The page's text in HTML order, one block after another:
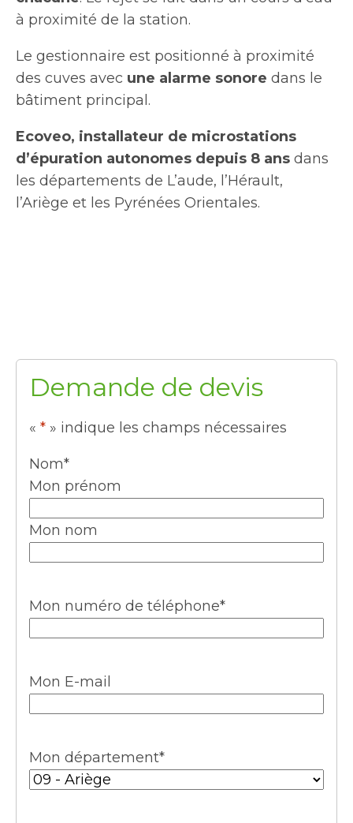
à proximité de la station.
Le gestionnaire est positionné à proximité
des cuves avec une alarme sonore dans le
bâtiment principal.
Ecoveo, installateur de microstations
d’épuration autonomes depuis 8 ans dans
les départements de L’aude, l’Hérault,
l’Ariège et les Pyrénées Orientales.
Demande de devis
« * » indique les champs nécessaires
Nom*
Mon prénom
Mon nom
Mon numéro de téléphone*
Mon E-mail
Mon département*